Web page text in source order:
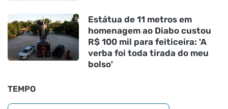
Estátua de 11 metros em
homenagem ao Diabo custou
R$ 100 mil para feiticeira: 'A
verba foi toda tirada do meu
bolso'
TEMPO